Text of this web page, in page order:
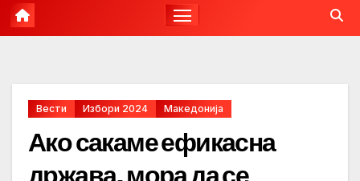
Вести Избори 2024 Македонија
Ако сакаме ефикасна